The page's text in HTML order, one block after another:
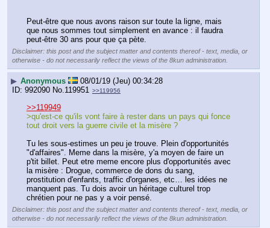
Peut-être que nous avons raison sur toute la ligne, mais
que nous sommes tout simplement en avance : il faudra
peut-être 30 ans pour que ça pète.
Disclaimer: this post and the subject matter and contents thereof - text, media, or
otherwise - do not necessarily reflect the views of the 8kun administration.
▶ Anonymous
08/01/19 (Jeu) 00:34:28
992090 No. 119951 >>119956
>>119949
>qu'est-ce qu'ils vont faire à rester dans un pays qui fonce
tout droit vers la guerre civile et la misère ?
Tu les sous-estimes un peu je trouve. Plein d'opportunités
"d'affaires". Meme dans la misère, y'a moyen de faire un
p'tit billet. Peut etre meme encore plus d'opportunités avec
la misère : Drogue, commerce de dons du sang,
prostitution d'enfants, traffic d'organes, etc… les idées ne
manquent pas. Tu dois avoir un héritage culturel trop
chrétien pour ne pas y a voir pensé.
Disclaimer: this post and the subject matter and contents thereof - text, media, or
otherwise - do not necessarily reflect the views of the 8kun administration.